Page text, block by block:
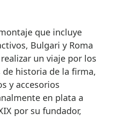
que incluye
Bulgari y Roma
un viaje por los
de historia de la firma,
y accesorios
en plata a
por su fundador,